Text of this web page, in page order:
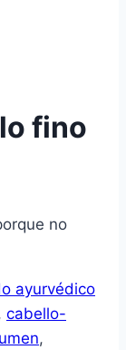
fino
no
ayurvédico
cabello-
,